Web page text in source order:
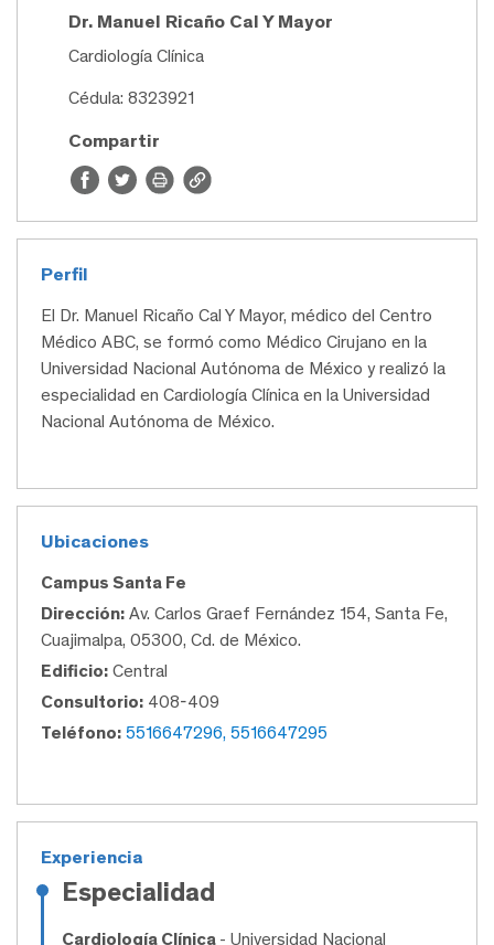
Dr. Manuel Ricaño Cal Y Mayor
Cardiología Clínica
Cédula: 8323921
Compartir
Perfil
El Dr. Manuel Ricaño Cal Y Mayor, médico del Centro
Médico ABC, se formó como Médico Cirujano en la
Universidad Nacional Autónoma de México y realizó la
especialidad en Cardiología Clínica en la Universidad
Nacional Autónoma de México.
Ubicaciones
Campus Santa Fe
Dirección: Av. Carlos Graef Fernández 154, Santa Fe,
Cuajimalpa, 05300, Cd. de México.
Edificio: Central
Consultorio: 408-409
Teléfono: 5516647296, 5516647295
Experiencia
Especialidad
Cardiología Clínica - Universidad Nacional